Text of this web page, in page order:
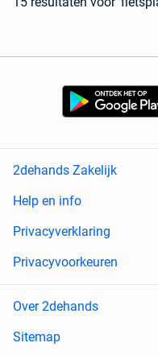
2dehands Zakelijk
Help en info
Privacyverklaring
Privacyvoorkeuren
Over 2dehands
Sitemap